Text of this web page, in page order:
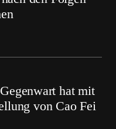
hat mit
von Cao Fei